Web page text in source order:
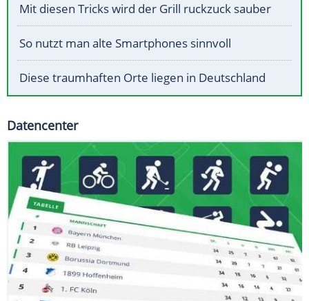
Mit diesen Tricks wird der Grill ruckzuck sauber
So nutzt man alte Smartphones sinnvoll
Diese traumhaften Orte liegen in Deutschland
Datencenter